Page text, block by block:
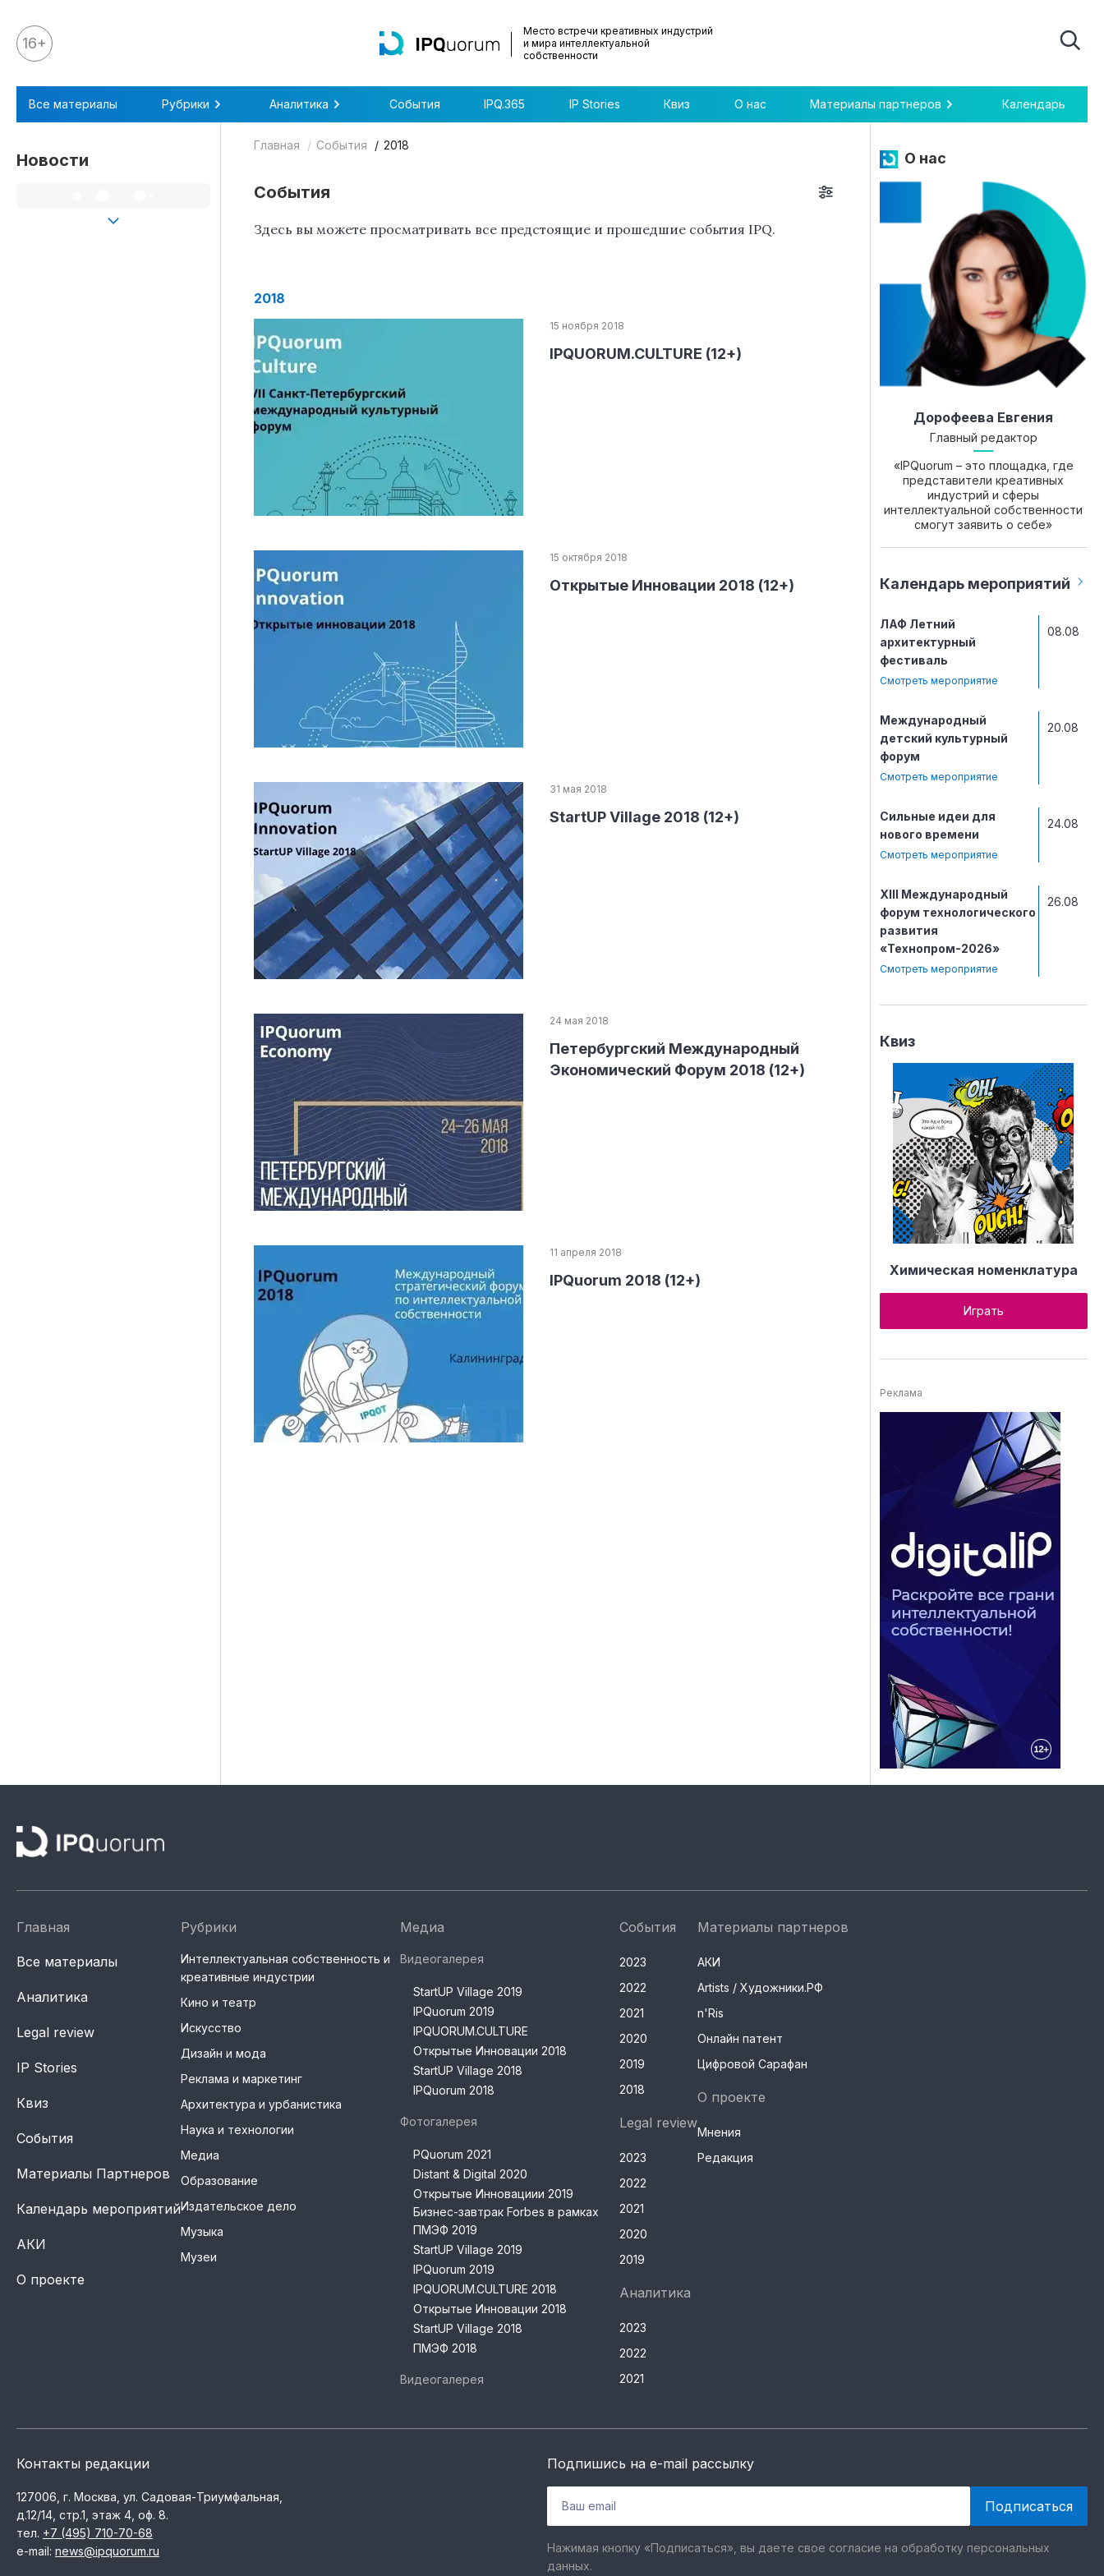
Все материалы
Аналитика
Аналитика
Интеллектуальная собственность и креативные индустрии
Смотрите нас в соцсетях и мессенджерах
16+
Место встречи креативных индустрий
и мира интеллектуальной
собственности
Все материалы Рубрики Аналитика События IPQ.365 IP Stories Квиз О нас Материалы партнеров Календарь
Новости
Главная События 2018
События
Здесь вы можете просматривать все предстоящие и прошедшие события IPQ.
2018
15 ноября 2018
IPQUORUM.CULTURE (12+)
15 октября 2018
Открытые Инновации 2018 (12+)
31 мая 2018
StartUP Village 2018 (12+)
24 мая 2018
Петербургский Международный
Экономический Форум 2018 (12+)
11 апреля 2018
IPQuorum 2018 (12+)
О нас
Дорофеева Евгения
Главный редактор
«IPQuorum – это площадка, где
представители креативных
индустрий и сферы
интеллектуальной собственности
смогут заявить о себе»
Календарь мероприятий
ЛАФ Летний
архитектурный
фестиваль
Смотреть мероприятие
08.08
Международный
детский культурный
форум
Смотреть мероприятие
20.08
Сильные идеи для
нового времени
Смотреть мероприятие
24.08
ХIII Международный
форум технологического
развития
«Технопром-2026»
Смотреть мероприятие
26.08
Квиз
Химическая номенклатура
Играть
Реклама
Главная
Все материалы
Аналитика
Legal review
IP Stories
Квиз
События
Материалы Партнеров
Календарь мероприятий
АКИ
О проекте
Рубрики
Интеллектуальная собственность и
креативные индустрии
Кино и театр
Искусство
Дизайн и мода
Реклама и маркетинг
Архитектура и урбанистика
Наука и технологии
Медиа
Образование
Издательское дело
Музыка
Музеи
Медиа
Видеогалерея
StartUP Village 2019
IPQuorum 2019
IPQUORUM.CULTURE
Открытые Инновации 2018
StartUP Village 2018
IPQuorum 2018
Фотогалерея
PQuorum 2021
Distant & Digital 2020
Открытые Инновациии 2019
Бизнес-завтрак Forbes в рамках
ПМЭФ 2019
StartUP Village 2019
IPQuorum 2019
IPQUORUM.CULTURE 2018
Открытые Инновации 2018
StartUP Village 2018
ПМЭФ 2018
Видеогалерея
События
2023
2022
2021
2020
2019
2018
Legal review
2023
2022
2021
2020
2019
Аналитика
2023
2022
2021
Материалы партнеров
АКИ
Artists / Художники.РФ
n'Ris
Онлайн патент
Цифровой Сарафан
О проекте
Мнения
Редакция
Контакты редакции
127006, г. Москва, ул. Садовая-Триумфальная,
д.12/14, стр.1, этаж 4, оф. 8.
тел. +7 (495) 710-70-68
e-mail: news@ipquorum.ru
Подпишись на e-mail рассылку
Нажимая кнопку «Подписаться», вы даете свое согласие на обработку персональных
данных.